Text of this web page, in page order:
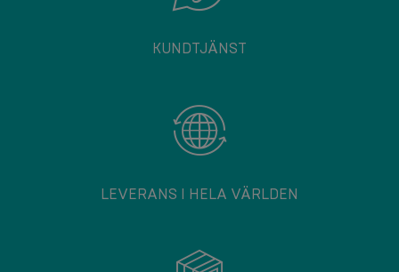
KUNDTJÄNST
LEVERANS I HELA VÄRLDEN